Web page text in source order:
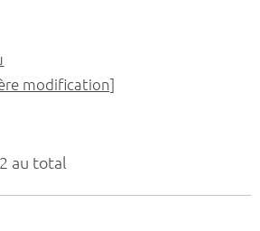
au total
modification]